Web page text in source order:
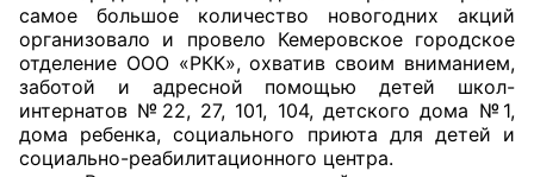
Положения
Соглашения
Рекомендации
Порядок работы ЦОН
самое большое количество новогодних акций
организовало и провело Кемеровское городское
отделение ООО «РКК», охватив своим вниманием,
заботой и адресной помощью детей школ-
интернатов №22, 27, 101, 104, детского дома №1,
дома ребенка, социального приюта для детей и
социально-реабилитационного центра.